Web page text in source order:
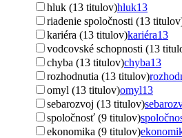
hluk (13 titulov)hluk13
riadenie spoločnosti (13
kariéra (13 titulov)kariéra13
vodcovské schopnosti (13
chyba (13 titulov)chyba13
rozhodnutia (13 titulov)
omyl (13 titulov)omyl13
sebarozvoj (13 titulov)
spoločnosť (9 titulov)
ekonomika (9 titulov)